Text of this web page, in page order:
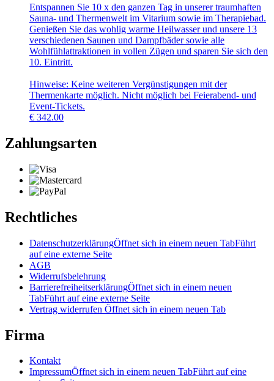
Entspannen Sie 10 x den ganzen Tag in unserer traumhaften
Sauna- und Thermenwelt im Vitarium sowie im Therapiebad.
Genießen Sie das wohlig warme Heilwasser und unsere 13
verschiedenen Saunen und Dampfbäder sowie alle
Wohlfühlattraktionen in vollen Zügen und sparen Sie sich den
10. Eintritt.
Hinweise: Keine weiteren Vergünstigungen mit der
Thermenkarte möglich. Nicht möglich bei Feierabend- und
Event-Tickets.
€ 342.00
Zahlungsarten
Rechtliches
DatenschutzerklärungÖffnet sich in einem neuen TabFührt
auf eine externe Seite
AGB
Widerrufsbelehrung
BarrierefreiheitserklärungÖffnet sich in einem neuen
TabFührt auf eine externe Seite
Vertrag widerrufen Öffnet sich in einem neuen Tab
Firma
Kontakt
ImpressumÖffnet sich in einem neuen TabFührt auf eine